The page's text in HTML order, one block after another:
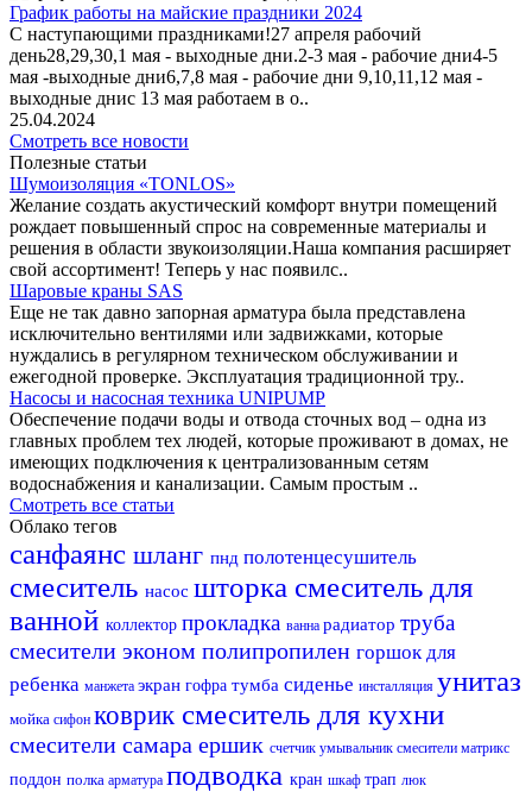
График работы на майские праздники 2024
С наступающими праздниками!27 апреля рабочий
день28,29,30,1 мая - выходные дни.2-3 мая - рабочие дни4-5
мая -выходные дни6,7,8 мая - рабочие дни 9,10,11,12 мая -
выходные днис 13 мая работаем в о..
25.04.2024
Смотреть все новости
Полезные статьи
Шумоизоляция «TONLOS»
Желание создать акустический комфорт внутри помещений
рождает повышенный спрос на современные материалы и
решения в области звукоизоляции.Наша компания расширяет
свой ассортимент! Теперь у нас появилс..
Шаровые краны SAS
Еще не так давно запорная арматура была представлена
исключительно вентилями или задвижками, которые
нуждались в регулярном техническом обслуживании и
ежегодной проверке. Эксплуатация традиционной тру..
Насосы и насосная техника UNIPUMP
Обеспечение подачи воды и отвода сточных вод – одна из
главных проблем тех людей, которые проживают в домах, не
имеющих подключения к централизованным сетям
водоснабжения и канализации. Самым простым ..
Смотреть все статьи
Облако тегов
санфаянс шланг пнд полотенцесушитель
смеситель насос шторка смеситель для
ванной коллектор прокладка ванна радиатор труба
смесители эконом полипропилен горшок для
ребенка манжета экран гофра тумба сиденье инсталляция унитаз
мойка сифон коврик смеситель для кухни
смесители самара ершик счетчик умывальник смесители матрикс
поддон полка арматура подводка кран шкаф трап люк